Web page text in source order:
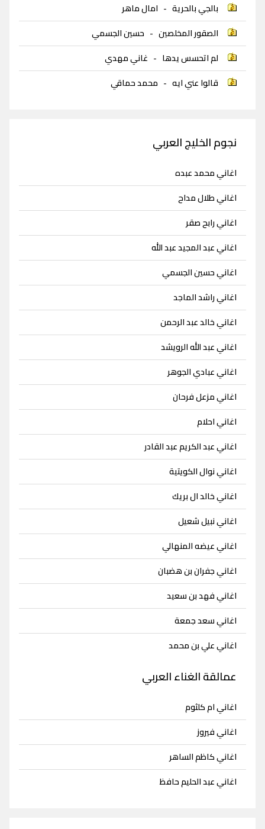
بالجي بالحرية - امال ماهر
الصقور المخلصين - حسين الجسمي
لم اتحسس يدها - غاني مهدي
قالوا عني ايه - محمد حماقي
نجوم الخليج العربي
اغاني محمد عبده
اغاني طلال مداح
اغاني رابح صقر
اغاني عبد المجيد عبد الله
اغاني حسين الجسمي
اغاني راشد الماجد
اغاني خالد عبد الرحمن
اغاني عبد الله الرويشد
اغاني عبادي الجوهر
اغاني مزعل فرحان
اغاني احلام
اغاني عبد الكريم عبد القادر
اغاني نوال الكويتية
اغاني خالد ال بريك
اغاني نبيل شعيل
اغاني عيضه المنهالي
اغاني جفران بن هضبان
اغاني فهد بن سعيد
اغاني سعد جمعة
اغاني علي بن محمد
عمالقة الغناء العربي
اغاني ام كلثوم
اغاني فيروز
اغاني كاظم الساهر
اغاني عبد الحليم حافظ